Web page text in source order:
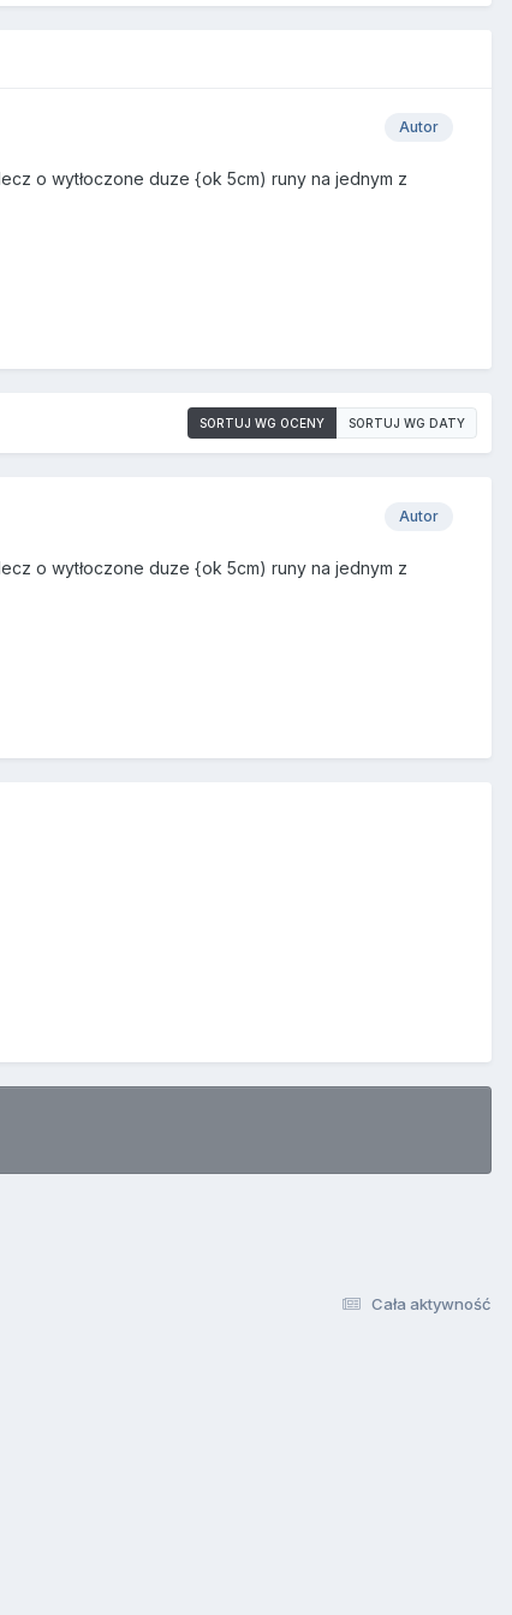
Autor
o wytłoczone duze {ok 5cm) runy na jednym z
SORTUJ WG OCENY SORTUJ WG DATY
Autor
o wytłoczone duze {ok 5cm) runy na jednym z
Cała aktywność